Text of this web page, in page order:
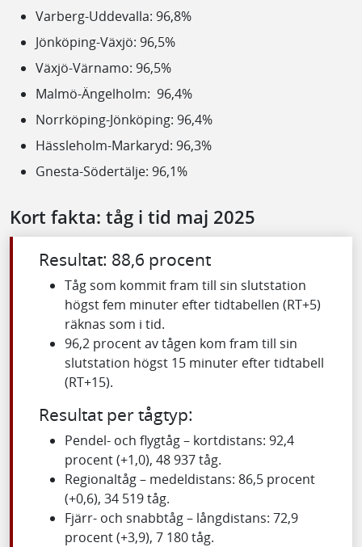
Varberg-Uddevalla: 96,8%
Jönköping-Växjö: 96,5%
Växjö-Värnamo: 96,5%
Malmö-Ängelholm: 96,4%
Norrköping-Jönköping: 96,4%
Hässleholm-Markaryd: 96,3%
Gnesta-Södertälje: 96,1%
Kort fakta: tåg i tid maj 2025
Resultat: 88,6 procent
Tåg som kommit fram till sin slutstation
högst fem minuter efter tidtabellen (RT+5)
räknas som i tid.
96,2 procent av tågen kom fram till sin
slutstation högst 15 minuter efter tidtabell
(RT+15).
Resultat per tågtyp:
Pendel- och flygtåg – kortdistans: 92,4
procent (+1,0), 48 937 tåg.
Regionaltåg – medeldistans: 86,5 procent
(+0,6), 34 519 tåg.
Fjärr- och snabbtåg – långdistans: 72,9
procent (+3,9), 7 180 tåg.